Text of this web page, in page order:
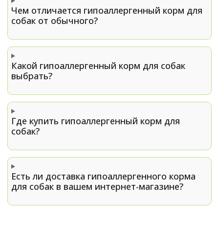
Чем отличается гипоаллергенный корм для
собак от обычного?
Какой гипоаллергенный корм для собак
выбрать?
Где купить гипоаллергенный корм для
собак?
Есть ли доставка гипоаллергенного корма
для собак в вашем интернет-магазине?